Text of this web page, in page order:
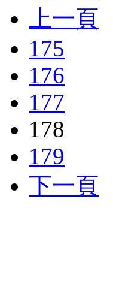
上一頁
175
176
177
178
179
下一頁